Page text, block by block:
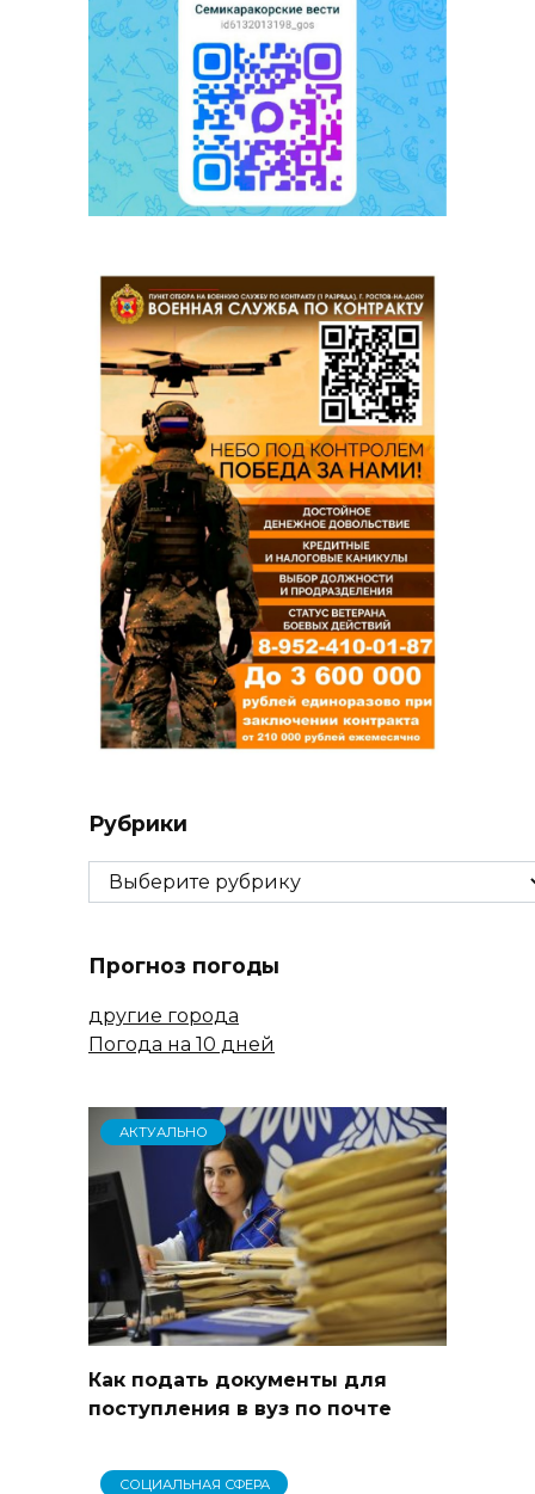
Рубрики
Рубрики
Прогноз погоды
другие города
Погода на 10 дней
АКТУАЛЬНО
Как подать документы для
поступления в вуз по почте
СОЦИАЛЬНАЯ СФЕРА